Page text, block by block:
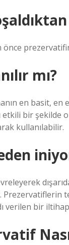
mı?
en basit,
etkili bir
kullanılabilir.
verilen bir